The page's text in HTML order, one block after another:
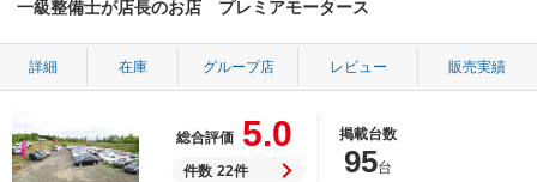
一級整備士が店長のお店 プレミアモータース
詳細 在庫 グループ店 レビュー 販売実績
総合評価 5.0
件数 22件
掲載台数
95台